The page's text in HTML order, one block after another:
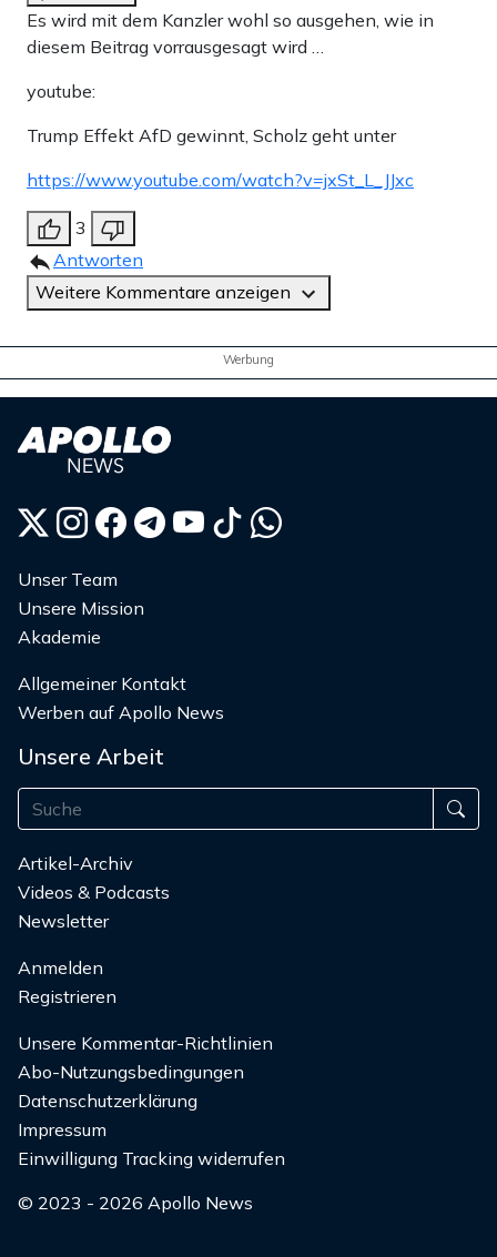
Es wird mit dem Kanzler wohl so ausgehen, wie in
diesem Beitrag vorrausgesagt wird …
youtube:
Trump Effekt AfD gewinnt, Scholz geht unter
https://www.youtube.com/watch?v=jxSt_L_JJxc
3
Antworten
Weitere Kommentare anzeigen
Werbung
Unser Team
Unsere Mission
Akademie
Allgemeiner Kontakt
Werben auf Apollo News
Unsere Arbeit
Artikel-Archiv
Videos & Podcasts
Newsletter
Anmelden
Registrieren
Unsere Kommentar-Richtlinien
Abo-Nutzungsbedingungen
Datenschutzerklärung
Impressum
Einwilligung Tracking widerrufen
© 2023 - 2026 Apollo News